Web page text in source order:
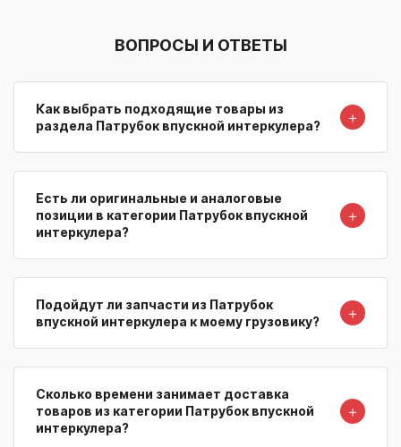
ВОПРОСЫ И ОТВЕТЫ
Как выбрать подходящие товары из
раздела Патрубок впускной интеркулера?
＋
Есть ли оригинальные и аналоговые
позиции в категории Патрубок впускной
интеркулера?
＋
Подойдут ли запчасти из Патрубок
впускной интеркулера к моему грузовику?
＋
Сколько времени занимает доставка
товаров из категории Патрубок впускной
интеркулера?
＋